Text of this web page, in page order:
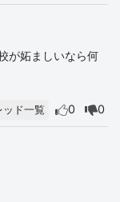
が妬ましいなら何
ド一覧 0 0